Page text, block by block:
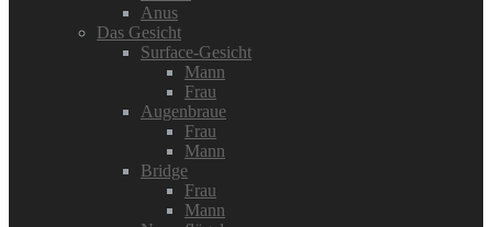
Anus
Das Gesicht
Surface-Gesicht
Mann
Frau
Augenbraue
Frau
Mann
Bridge
Frau
Mann